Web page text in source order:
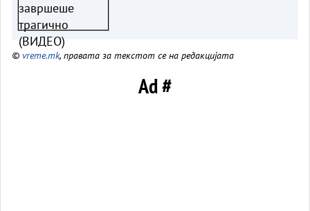
© vreme.mk, правата за текстот се на редакцијата
Ad #